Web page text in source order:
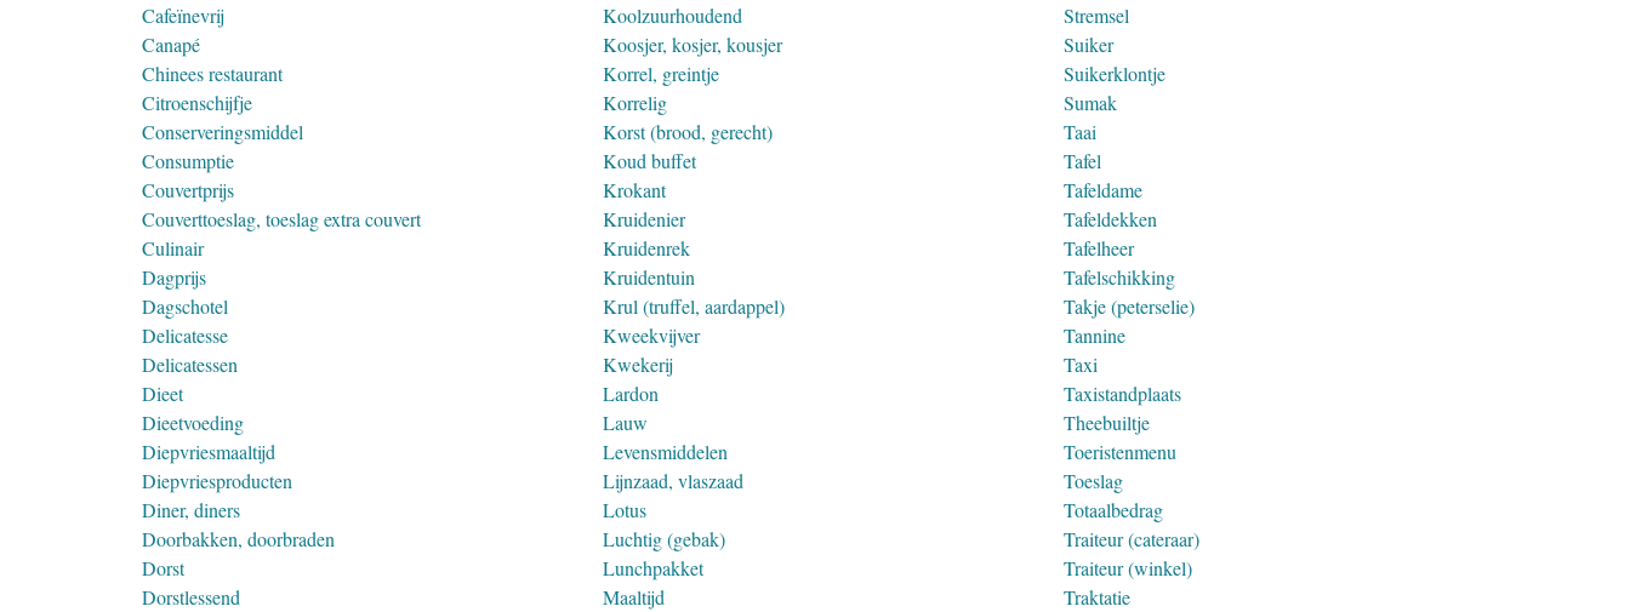
Cafeïnevrij
Canapé
Chinees restaurant
Citroenschijfje
Conserveringsmiddel
Consumptie
Couvertprijs
Couverttoeslag, toeslag extra couvert
Culinair
Dagprijs
Dagschotel
Delicatesse
Delicatessen
Dieet
Dieetvoeding
Diepvriesmaaltijd
Diepvriesproducten
Diner, diners
Doorbakken, doorbraden
Dorst
Dorstlessend
Koolzuurhoudend
Koosjer, kosjer, kousjer
Korrel, greintje
Korrelig
Korst (brood, gerecht)
Koud buffet
Krokant
Kruidenier
Kruidenrek
Kruidentuin
Krul (truffel, aardappel)
Kweekvijver
Kwekerij
Lardon
Lauw
Levensmiddelen
Lijnzaad, vlaszaad
Lotus
Luchtig (gebak)
Lunchpakket
Maaltijd
Stremsel
Suiker
Suikerklontje
Sumak
Taai
Tafel
Tafeldame
Tafeldekken
Tafelheer
Tafelschikking
Takje (peterselie)
Tannine
Taxi
Taxistandplaats
Theebuiltje
Toeristenmenu
Toeslag
Totaalbedrag
Traiteur (cateraar)
Traiteur (winkel)
Traktatie